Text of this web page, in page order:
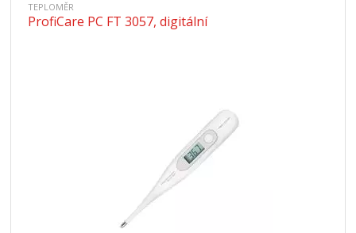
TEPLOMĚR
ProfiCare PC FT 3057, digitální